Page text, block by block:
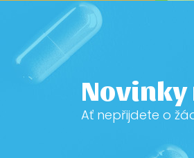
Novinky
Ať nepřijdete o